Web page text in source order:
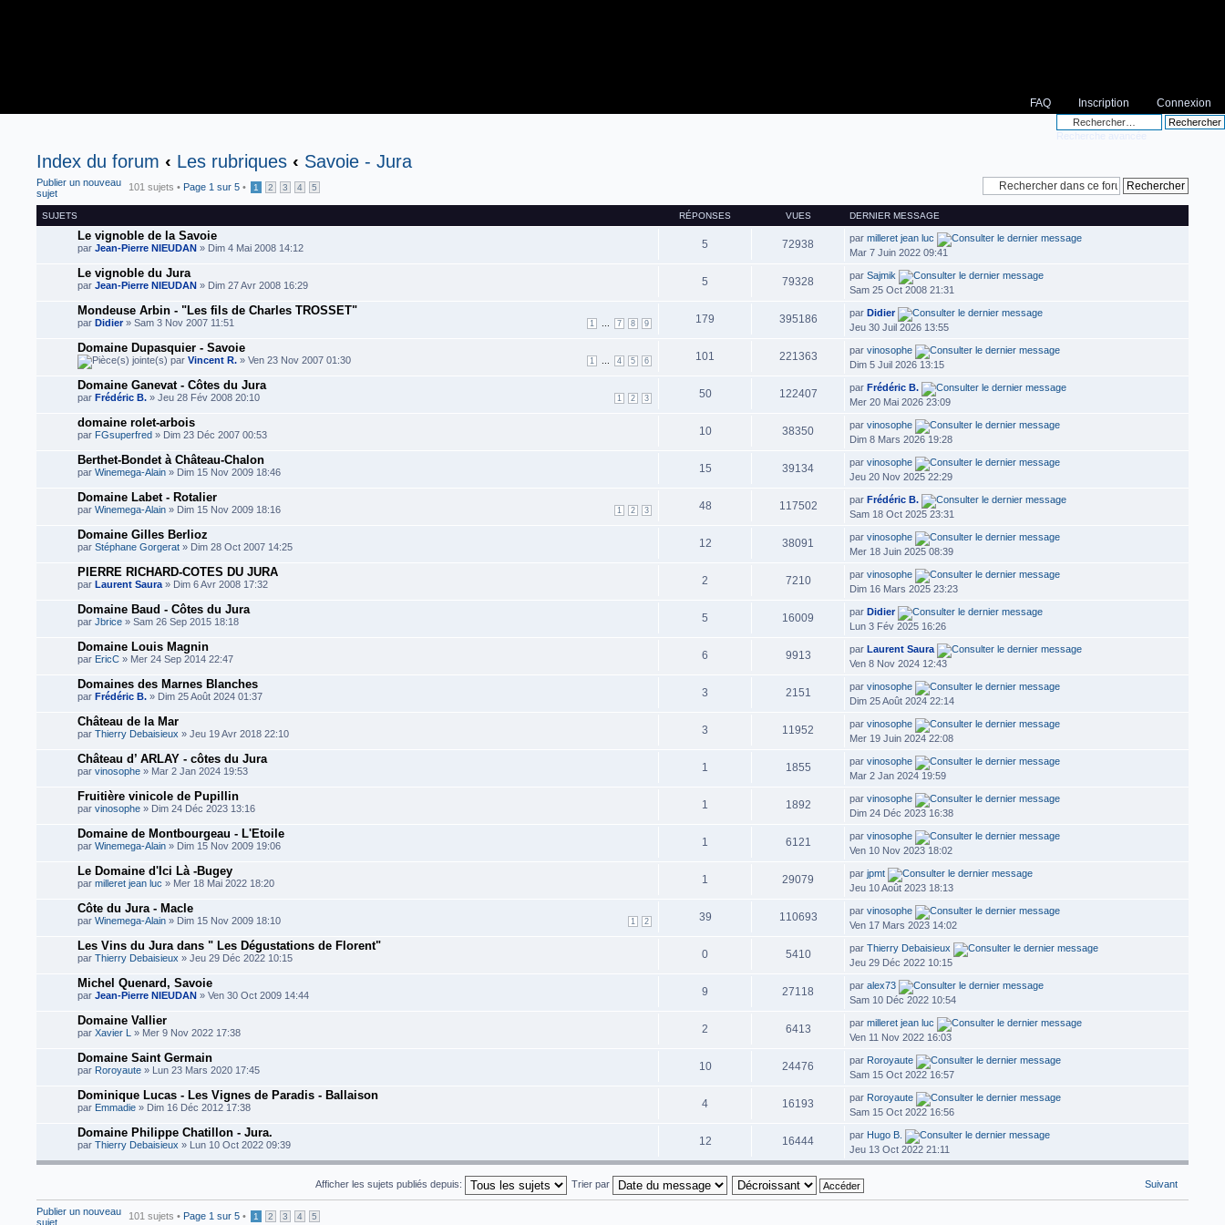
FAQ Inscription Connexion
Recherche avancée
Index du forum ‹ Les rubriques ‹ Savoie - Jura
Publier un nouveau
sujet
101 sujets • Page 1 sur 5 • 1 2 3 4 5
SUJETS RÉPONSES VUES DERNIER MESSAGE
Le vignoble de la Savoie
par Jean-Pierre NIEUDAN » Dim 4 Mai 2008 14:12 5 72938 parmilleret jean luc
Mar 7 Juin 2022 09:41
Le vignoble du Jura
par Jean-Pierre NIEUDAN » Dim 27 Avr 2008 16:29 5 79328 parSajmik
Sam 25 Oct 2008 21:31
Mondeuse Arbin - "Les fils de Charles TROSSET"
1 7 8 9
par Didier» Sam 3 Nov 2007 11:51 179 395186 parDidier
Jeu 30 Juil 2026 13:55
Domaine Dupasquier - Savoie
1 4 5 6
par Vincent R. » Ven 23 Nov 2007 01:30 101 221363 parvinosophe
Dim 5 Juil 2026 13:15
Domaine Ganevat - Côtes du Jura
1 2 3
par Frédéric B. » Jeu 28 Fév 2008 20:10 50 122407 parFrédéric B.
Mer 20 Mai 2026 23:09
domaine rolet-arbois
par FGsuperfred » Dim 23 Déc 2007 00:53 10 38350 parvinosophe
Dim 8 Mars 2026 19:28
Berthet-Bondet à Château-Chalon
par Winemega-Alain » Dim 15 Nov 2009 18:46 15 39134 parvinosophe
Jeu 20 Nov 2025 22:29
Domaine Labet - Rotalier
1 2 3
par Winemega-Alain » Dim 15 Nov 2009 18:16 48 117502 parFrédéric B.
Sam 18 Oct 2025 23:31
Domaine Gilles Berlioz
par Stéphane Gorgerat » Dim 28 Oct 2007 14:25 12 38091 parvinosophe
Mer 18 Juin 2025 08:39
PIERRE RICHARD-COTES DU JURA
par Laurent Saura » Dim 6 Avr 2008 17:32 2 7210 parvinosophe
Dim 16 Mars 2025 23:23
Domaine Baud - Côtes du Jura
par Jbrice » Sam 26 Sep 2015 18:18 5 16009 parDidier
Lun 3 Fév 2025 16:26
Domaine Louis Magnin
par EricC » Mer 24 Sep 2014 22:47 6 9913 parLaurent Saura
Ven 8 Nov 2024 12:43
Domaines des Marnes Blanches
par Frédéric B. » Dim 25 Août 2024 01:37 3 2151 parvinosophe
Dim 25 Août 2024 22:14
Château de la Mar
par Thierry Debaisieux » Jeu 19 Avr 2018 22:10 3 11952 parvinosophe
Mer 19 Juin 2024 22:08
Château d’ ARLAY - côtes du Jura
par vinosophe » Mar 2 Jan 2024 19:53 1 1855 parvinosophe
Mar 2 Jan 2024 19:59
Fruitière vinicole de Pupillin
par vinosophe » Dim 24 Déc 2023 13:16 1 1892 parvinosophe
Dim 24 Déc 2023 16:38
Domaine de Montbourgeau - L'Etoile
par Winemega-Alain » Dim 15 Nov 2009 19:06 1 6121 parvinosophe
Ven 10 Nov 2023 18:02
Le Domaine d'Ici Là -Bugey
par milleret jean luc » Mer 18 Mai 2022 18:20 1 29079 parjpmt
Jeu 10 Août 2023 18:13
Côte du Jura - Macle
1 2
par Winemega-Alain » Dim 15 Nov 2009 18:10 39 110693 parvinosophe
Ven 17 Mars 2023 14:02
Les Vins du Jura dans " Les Dégustations de Florent"
par Thierry Debaisieux » Jeu 29 Déc 2022 10:15 0 5410 parThierry Debaisieux
Jeu 29 Déc 2022 10:15
Michel Quenard, Savoie
par Jean-Pierre NIEUDAN » Ven 30 Oct 2009 14:44 9 27118 paralex73
Sam 10 Déc 2022 10:54
Domaine Vallier
par Xavier L » Mer 9 Nov 2022 17:38 2 6413 parmilleret jean luc
Ven 11 Nov 2022 16:03
Domaine Saint Germain
par Roroyaute » Lun 23 Mars 2020 17:45 10 24476 par Roroyaute
Sam 15 Oct 2022 16:57
Dominique Lucas - Les Vignes de Paradis - Ballaison
par Emmadie » Dim 16 Déc 2012 17:38 4 16193 par Roroyaute
Sam 15 Oct 2022 16:56
Domaine Philippe Chatillon - Jura.
par Thierry Debaisieux » Lun 10 Oct 2022 09:39 12 16444 par Hugo B.
Jeu 13 Oct 2022 21:11
Suivant
Afficher les sujets publiés depuis: Trier par
Publier un nouveau
sujet
101 sujets • Page 1 sur 5 • 1 2 3 4 5